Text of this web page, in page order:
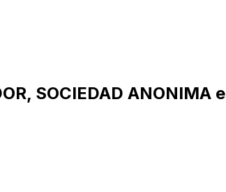
SOCIEDAD ANONIMA